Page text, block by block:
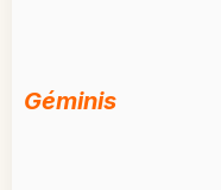
Géminis